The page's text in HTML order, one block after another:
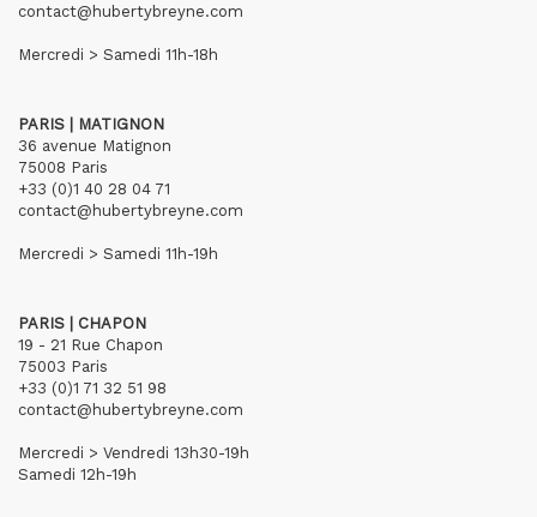
contact@hubertybreyne.com
Mercredi > Samedi 11h-18h
PARIS | MATIGNON
36 avenue Matignon
75008 Paris
+33 (0)1 40 28 04 71
contact@hubertybreyne.com
Mercredi > Samedi 11h-19h
PARIS | CHAPON
19 - 21 Rue Chapon
75003 Paris
+33 (0)1 71 32 51 98
contact@hubertybreyne.com
Mercredi > Vendredi 13h30-19h
Samedi 12h-19h